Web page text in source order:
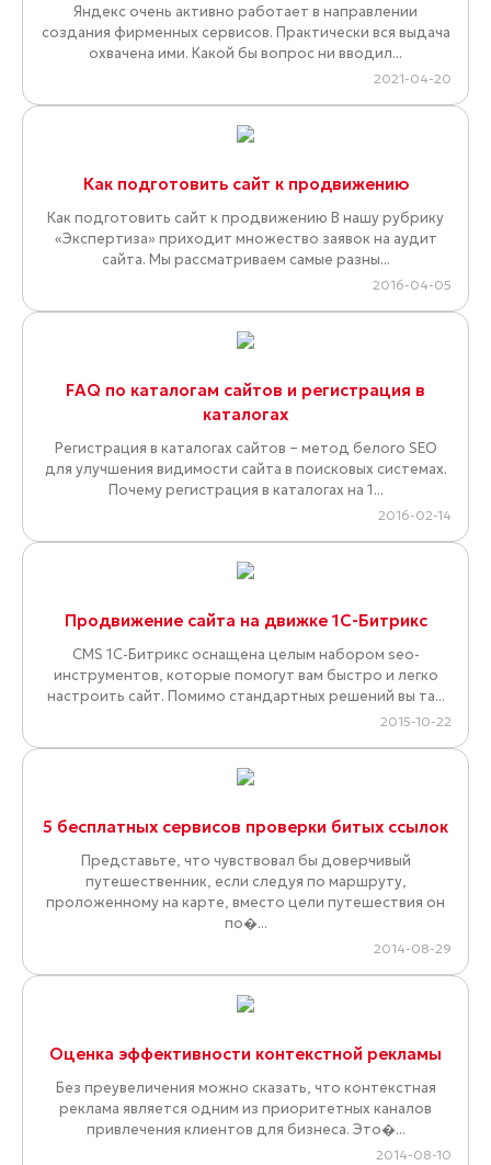
Яндекс очень активно работает в направлении
создания фирменных сервисов. Практически вся выдача
охвачена ими. Какой бы вопрос ни вводил...
2021-04-20
Как подготовить сайт к продвижению
Как подготовить сайт к продвижению В нашу рубрику
«Экспертиза» приходит множество заявок на аудит
сайта. Мы рассматриваем самые разны...
2016-04-05
FAQ по каталогам сайтов и регистрация в
каталогах
Регистрация в каталогах сайтов – метод белого SEO
для улучшения видимости сайта в поисковых системах.
Почему регистрация в каталогах на 1...
2016-02-14
Продвижение сайта на движке 1С-Битрикс
CMS 1С-Битрикс оснащена целым набором seo-
инструментов, которые помогут вам быстро и легко
настроить сайт. Помимо стандартных решений вы та...
2015-10-22
5 бесплатных сервисов проверки битых ссылок
Представьте, что чувствовал бы доверчивый
путешественник, если следуя по маршруту,
проложенному на карте, вместо цели путешествия он
по�...
2014-08-29
Оценка эффективности контекстной рекламы
Без преувеличения можно сказать, что контекстная
реклама является одним из приоритетных каналов
привлечения клиентов для бизнеса. Это�...
2014-08-10